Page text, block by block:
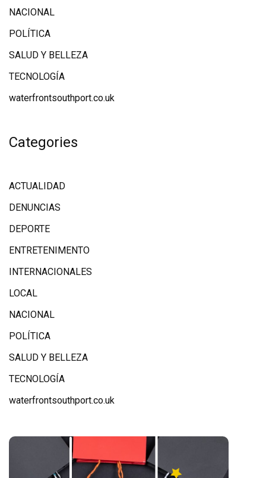
NACIONAL
POLÍTICA
SALUD Y BELLEZA
TECNOLOGÍA
waterfrontsouthport.co.uk
Categories
ACTUALIDAD
DENUNCIAS
DEPORTE
ENTRETENIMENTO
INTERNACIONALES
LOCAL
NACIONAL
POLÍTICA
SALUD Y BELLEZA
TECNOLOGÍA
waterfrontsouthport.co.uk